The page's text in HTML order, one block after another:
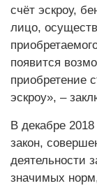
счёт эскроу,
лицо,
появится
приобретение
эскроу», –
В декабре
закон,
деятельности
значимых